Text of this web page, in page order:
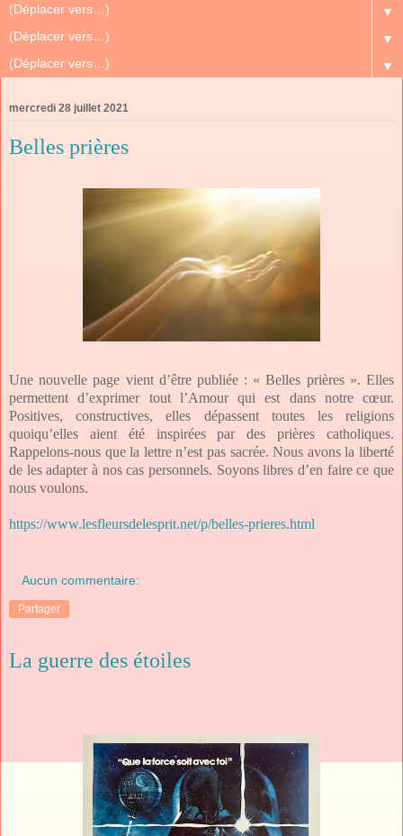
▼
▼
▼
mercredi 28 juillet 2021
Belles prières
Une nouvelle page vient d’être publiée : « Belles prières ». Elles
permettent d’exprimer tout l’Amour qui est dans notre cœur.
Positives, constructives, elles dépassent toutes les religions
quoiqu’elles aient été inspirées par des prières catholiques.
Rappelons-nous que la lettre n’est pas sacrée. Nous avons la liberté
de les adapter à nos cas personnels. Soyons libres d’en faire ce que
nous voulons.
https://www.lesfleursdelesprit.net/p/belles-prieres.html
Aucun commentaire:
Partager
La guerre des étoiles